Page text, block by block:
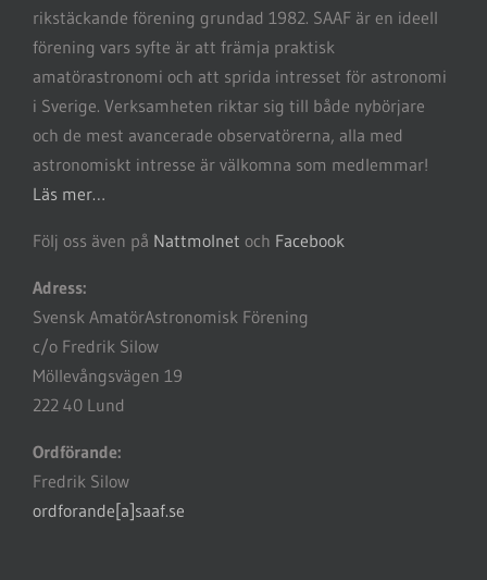
rikstäckande förening grundad 1982. SAAF är en ideell
förening vars syfte är att främja praktisk
amatörastronomi och att sprida intresset för astronomi
i Sverige. Verksamheten riktar sig till både nybörjare
och de mest avancerade observatörerna, alla med
astronomiskt intresse är välkomna som medlemmar!
Läs mer…
Följ oss även på Nattmolnet och Facebook
Adress:
Svensk AmatörAstronomisk Förening
c/o Fredrik Silow
Möllevångsvägen 19
222 40 Lund
Ordförande:
Fredrik Silow
ordforande[a]saaf.se